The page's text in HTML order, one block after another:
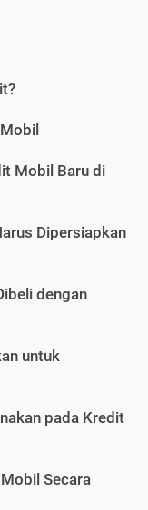
Mobil Baru di
Dipersiapkan
dengan
untuk
pada Kredit
Secara